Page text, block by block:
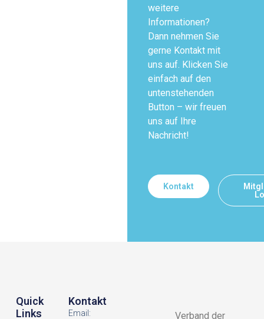
weitere
Informationen?
Dann nehmen Sie
gerne Kontakt mit
uns auf. Klicken Sie
einfach auf den
untenstehenden
Button – wir freuen
uns auf Ihre
Nachricht!
Kontakt
Verband der
Quick
Links
Kontakt
Email: